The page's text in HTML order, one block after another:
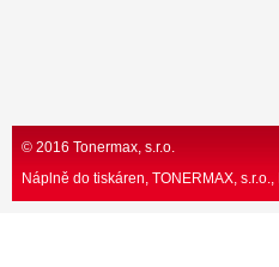
© 2016 Tonermax, s.r.o.
Náplně do tiskáren, TONERMAX, s.r.o.